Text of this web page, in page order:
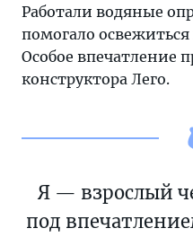
Работали водяные
помогало
Особое впечатление
конструктора Лего.
Я — взрослый
под